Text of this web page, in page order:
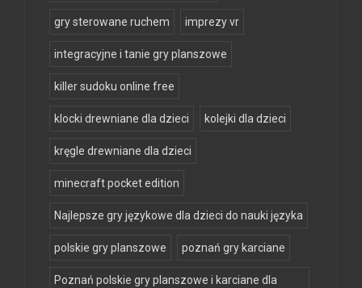
gry sterowane ruchem imprezy vr
integracyjne i tanie gry planszowe
killer sudoku online free
klocki drewniane dla dzieci kolejki dla dzieci
kręgle drewniane dla dzieci
minecraft pocket edition
Najlepsze gry językowe dla dzieci do nauki języka
polskie gry planszowe poznań gry karciane
Poznań polskie gry planszowe i karciane dla